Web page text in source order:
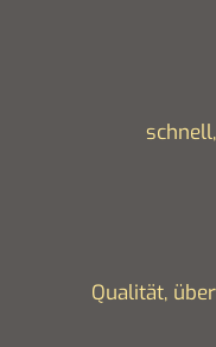
Qualität,